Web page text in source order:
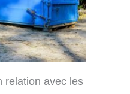
relation avec les